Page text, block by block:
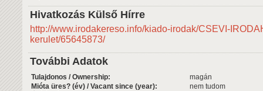
Hivatkozás Külső Hírre
http://www.irodakereso.info/kiado-irodak/CSEVI-
kerulet/65645873/
További Adatok
Tulajdonos / Ownership:
magán
Mióta üres? (év) / Vacant since (year):
nem tudom